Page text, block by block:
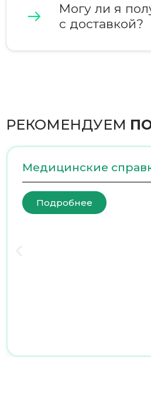
Могу ли я
с доставкой?
РЕКОМЕНДУЕМ
Медицинские
Подробнее